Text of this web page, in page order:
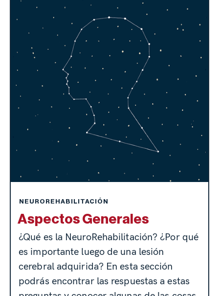
NEUROREHABILITACIÓN
Aspectos Generales
¿Qué es la NeuroRehabilitación? ¿Por qué
es importante luego de una lesión
cerebral adquirida? En esta sección
podrás encontrar las respuestas a estas